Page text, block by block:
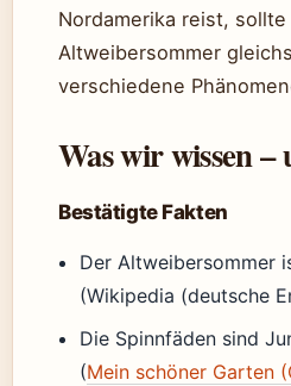
Nordamerika reist,
Altweibersommer
verschiedene
Was wir wissen –
Bestätigte Fakten
Der Altweibersommer
(Wikipedia (deutsche
Die Spinnfäden sind
(Mein schöner Garten